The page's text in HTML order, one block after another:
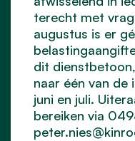
terecht met
augustus is er
dit
naar één van de
juni en juli.
bereiken via